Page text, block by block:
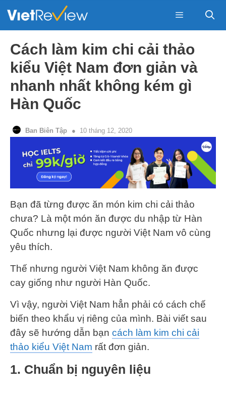
Menu
Cách làm kim chi cải thảo
kiểu Việt Nam đơn giản và
nhanh nhất không kém gì
Hàn Quốc
Ban Biên Tập 10 tháng 12, 2020
Bạn đã từng được ăn món kim chi cải thảo
chưa? Là một món ăn được du nhập từ Hàn
Quốc nhưng lại được người Việt Nam vô cùng
yêu thích.
Thế nhưng người Việt Nam không ăn được
cay giống như người Hàn Quốc.
Vì vậy, người Việt Nam hẳn phải có cách chế
biến theo khẩu vị riêng của mình. Bài viết sau
đây sẽ hướng dẫn bạn cách làm kim chi cải
thảo kiểu Việt Nam rất đơn giản.
1. Chuẩn bị nguyên liệu